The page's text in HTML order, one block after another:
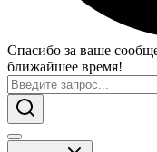
Спасибо за ваше
ближайшее время!